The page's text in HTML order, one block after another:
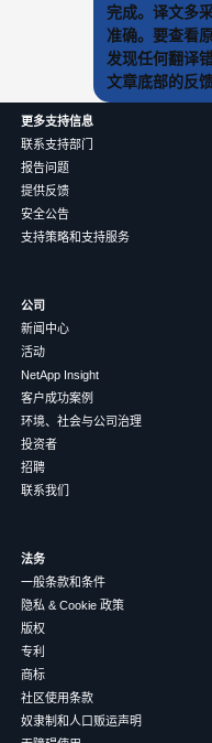
完成。译文多
准确。要查看
发现任何翻译
文章底部的反
更多支持信息
联系支持部门
报告问题
提供反馈
安全公告
支持策略和支持服务
公司
新闻中心
活动
NetApp Insight
客户成功案例
环境、社会与公司治理
投资者
招聘
联系我们
法务
一般条款和条件
隐私 & Cookie 政策
版权
专利
商标
社区使用条款
奴隶制和人口贩运声明